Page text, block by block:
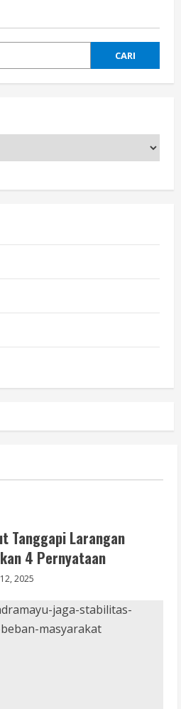
CARI
Tanggapi Larangan
4 Pernyataan
2025